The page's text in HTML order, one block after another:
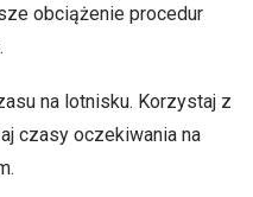
obciążenie procedur
na lotnisku. Korzystaj z
czasy oczekiwania na